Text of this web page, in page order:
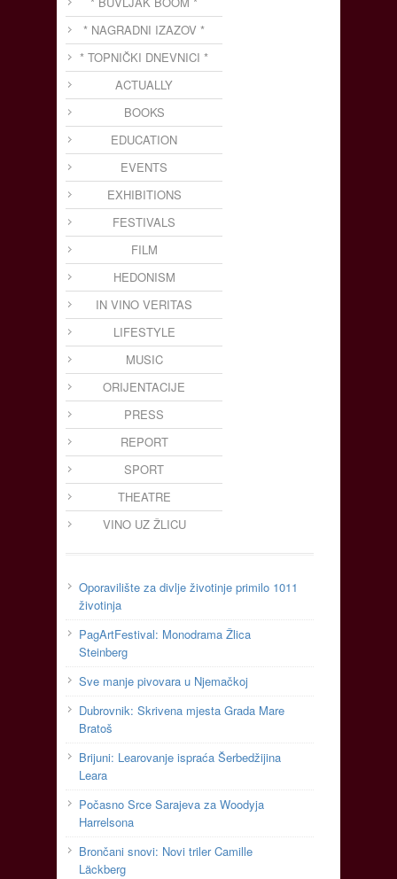
* NAGRADNI IZAZOV *
* TOPNIČKI DNEVNICI *
ACTUALLY
BOOKS
EDUCATION
EVENTS
EXHIBITIONS
FESTIVALS
FILM
HEDONISM
IN VINO VERITAS
LIFESTYLE
MUSIC
ORIJENTACIJE
PRESS
REPORT
SPORT
THEATRE
VINO UZ ŽLICU
Oporavilište za divlje životinje primilo 1011
životinja
PagArtFestival: Monodrama Žlica
Steinberg
Sve manje pivovara u Njemačkoj
Dubrovnik: Skrivena mjesta Grada Mare
Bratoš
Brijuni: Learovanje ispraća Šerbedžijina
Leara
Počasno Srce Sarajeva za Woodyja
Harrelsona
Brončani snovi: Novi triler Camille
Läckberg